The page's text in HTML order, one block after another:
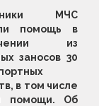
МЧС
помощь в
из
заносов 30
в том числе
помощи. Об